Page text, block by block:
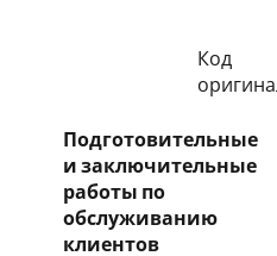
Код
Подготовительные
и заключительные
работы по
обслуживанию
клиентов